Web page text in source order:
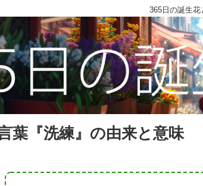
365日の誕生花
葉『洗練』の由来と意味